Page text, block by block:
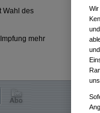
Wahl des
mehr